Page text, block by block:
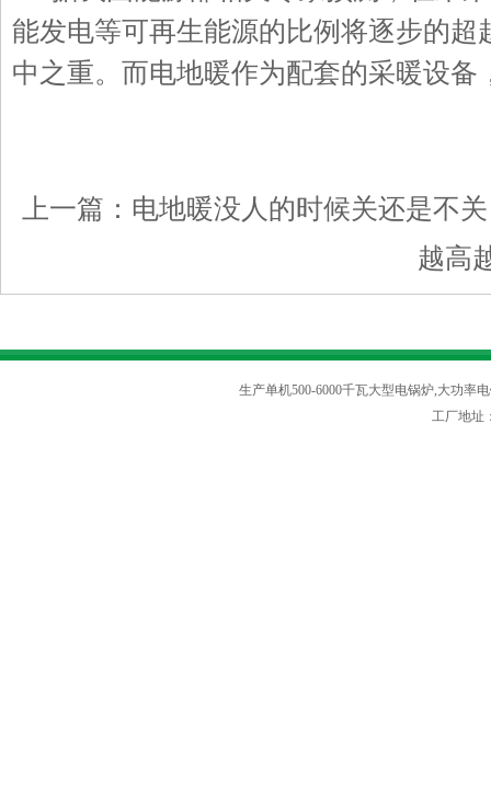
能发电等可再生能源的比例将逐步的
中之重。而电地暖作为配套的采暖设
上一篇： 电地暖没人的时候关还是不关
越高
生产单机500-6000千瓦大型电锅炉,大功率
工厂地址